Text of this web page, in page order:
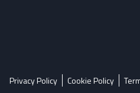
Privacy Policy Cookie Policy